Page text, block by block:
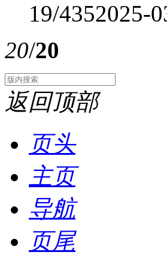
19/4352025-
20/20
返回顶部
页头
主页
导航
页尾